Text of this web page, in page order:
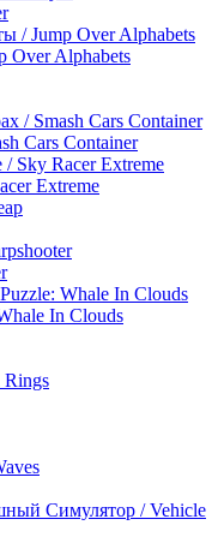
Over Alphabets
Cars Container
Extreme
In Clouds